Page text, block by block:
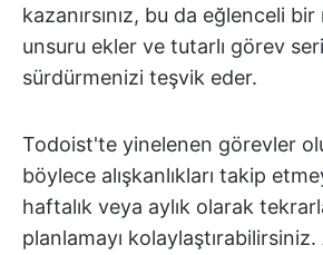
kazanırsınız, bu da eğlenceli
unsuru ekler ve tutarlı görev
sürdürmenizi teşvik eder.
Todoist'te yinelenen görevler
böylece alışkanlıkları takip
haftalık veya aylık olarak
planlamayı kolaylaştırabilirsiniz.